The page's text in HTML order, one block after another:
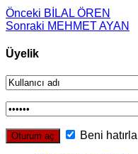
Önceki BİLAL ÖREN
Sonraki MEHMET AYAN
Üyelik
Beni hatırla